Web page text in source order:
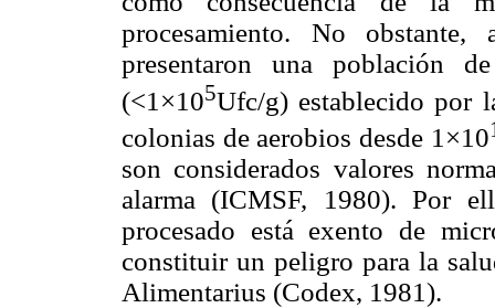
procesamiento. No obstante,
presentaron una población
(<1×105Ufc/g) establecido por
colonias de aerobios desde 1×10
son considerados valores
alarma (ICMSF, 1980). Por
procesado está exento de
constituir un peligro para la
Alimentarius (Codex, 1981).